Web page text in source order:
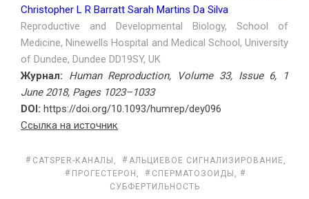
Christopher L R Barratt Sarah Martins Da Silva
Reproductive and Developmental Biology, School of
Medicine, Ninewells Hospital and Medical School, University
of Dundee, Dundee DD19SY, UK
Журнал: Human Reproduction, Volume 33, Issue 6, 1
June 2018, Pages 1023–1033
DOI: https://doi.org/10.1093/humrep/dey096
Ссылка на источник
CATSPER-КАНАЛЫ , АЛЬЦИЕВОЕ СИГНАЛИЗИРОВАНИЕ ,
ПРОГЕСТЕРОН , СПЕРМАТОЗОИДЫ ,
СУБФЕРТИЛЬНОСТЬ